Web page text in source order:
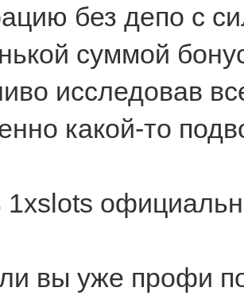
без депо с
суммой
исследовав
какой-то
1xslots
вы уже профи